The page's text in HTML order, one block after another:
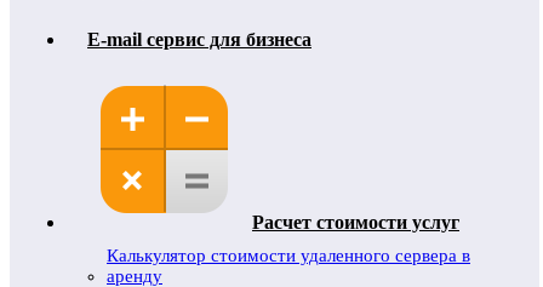
E-mail сервис для бизнеса
Расчет стоимости услуг
Калькулятор стоимости удаленного сервера в
аренду